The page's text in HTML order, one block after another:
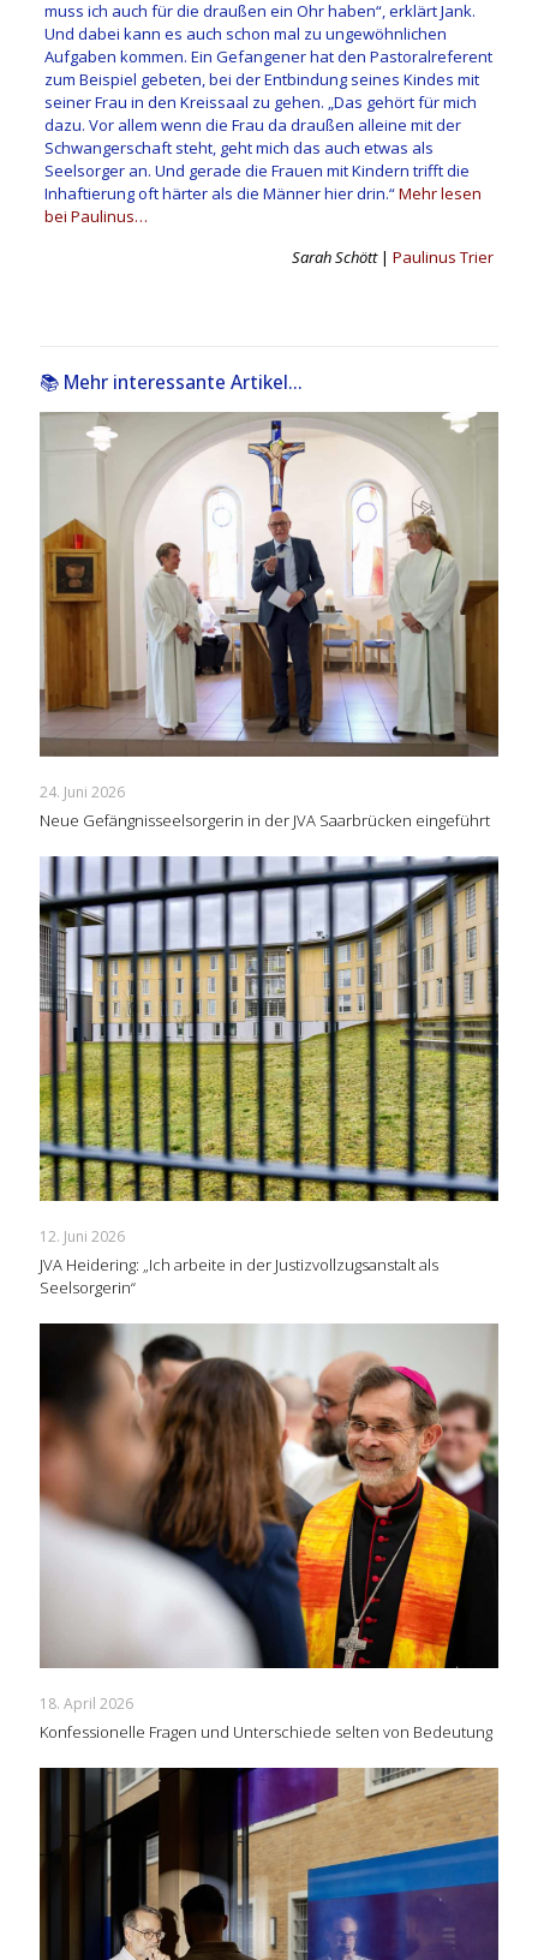
muss ich auch für die draußen ein Ohr haben“, erklärt Jank.
Und dabei kann es auch schon mal zu ungewöhnlichen
Aufgaben kommen. Ein Gefangener hat den Pastoralreferent
zum Beispiel gebeten, bei der Entbindung seines Kindes mit
seiner Frau in den Kreissaal zu gehen. „Das gehört für mich
dazu. Vor allem wenn die Frau da draußen alleine mit der
Schwangerschaft steht, geht mich das auch etwas als
Seelsorger an. Und gerade die Frauen mit Kindern trifft die
Inhaftierung oft härter als die Männer hier drin.“Mehr lesen
bei Paulinus…
Sarah Schött|Paulinus Trier
📚 Mehr interessante Artikel...
24. Juni 2026
Neue Gefängnisseelsorgerin in der JVA Saarbrücken eingeführt
12. Juni 2026
JVA Heidering: „Ich arbeite in der Justizvollzugsanstalt als
Seelsorgerin“
18. April 2026
Konfessionelle Fragen und Unterschiede selten von Bedeutung